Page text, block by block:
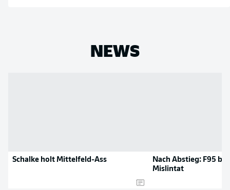
NEWS
Schalke holt Mittelfeld-Ass
Nach Abstieg: F95
Mislintat